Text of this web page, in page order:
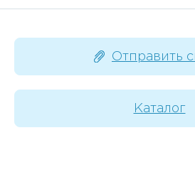
Отправить
Каталог